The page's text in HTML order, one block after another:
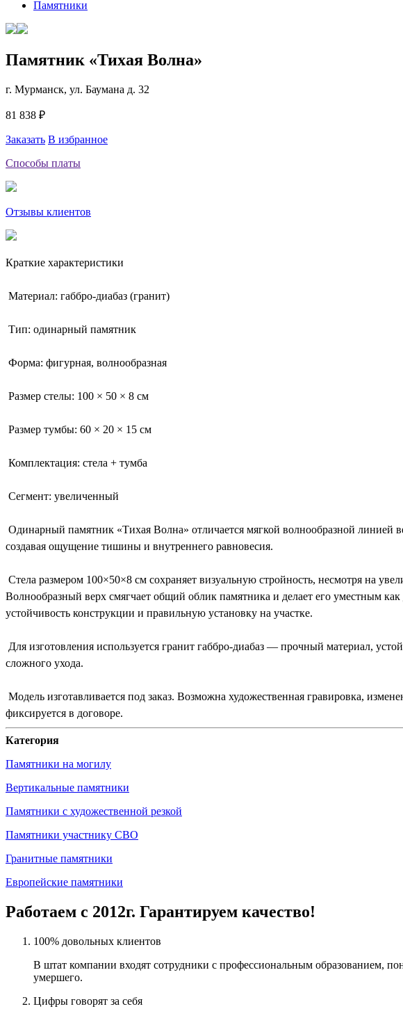
Памятники
Памятник «Тихая Волна»
г. Мурманск, ул. Баумана д. 32
81 838 ₽
Заказать В избранное
Способы платы
Отзывы клиентов
Краткие характеристики
Материал: габбро-диабаз (гранит)
Тип: одинарный памятник
Форма: фигурная, волнообразная
Размер стелы: 100 × 50 × 8 см
Размер тумбы: 60 × 20 × 15 см
Комплектация: стела + тумба
Сегмент: увеличенный
Одинарный памятник «Тихая Волна» отличается мягкой волнообразной линией
создавая ощущение тишины и внутреннего равновесия.
Стела размером 100×50×8 см сохраняет визуальную стройность, несмотря на
Волнообразный верх смягчает общий облик памятника и делает его уместным
устойчивость конструкции и правильную установку на участке.
Для изготовления используется гранит габбро-диабаз — прочный материал,
сложного ухода.
Модель изготавливается под заказ. Возможна художественная гравировка,
фиксируется в договоре.
Категория
Памятники на могилу
Вертикальные памятники
Памятники с художественной резкой
Памятники участнику СВО
Гранитные памятники
Европейские памятники
Работаем с 2012г. Гарантируем качество!
100% довольных клиентов
В штат компании входят сотрудники с профессиональным образованием,
умершего.
Цифры говорят за себя